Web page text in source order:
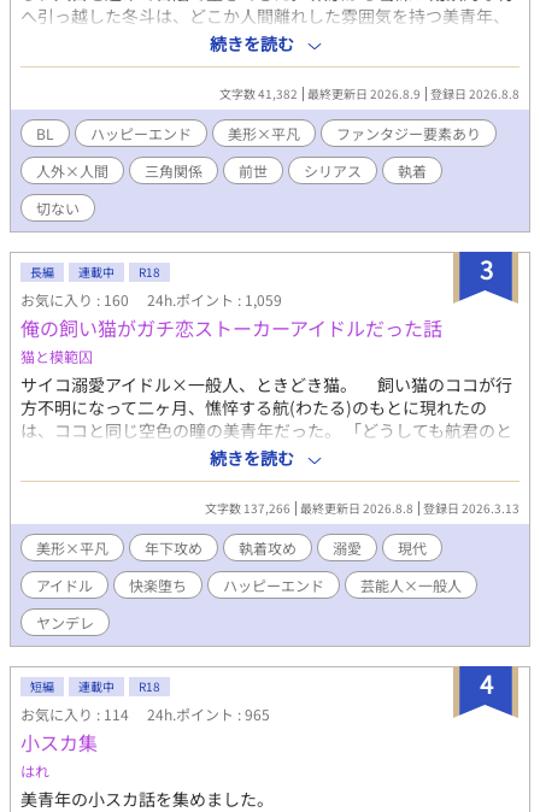
へ引っ越した冬斗は、どこか人間離れした雰囲気を持つ美青年、
椿 一葉（つばき かずは）と出会う。 一葉は誰にでも優しく穏やか
だが、誰とも深いつながりを持たない。そんな彼は、村で老若男
女問わず特別視されている。 そして、一葉はなぜか冬斗にだけ異
様なほど優しく接する。 一葉と出会ってから、冬斗が繰り返し見
ていた奇妙な夢が徐々に変化していく。 夢で冬斗は別人になって
おり、紫の目を持つ、人とは思えない銀髪の男に執拗に迫られて
いる。そして、その男は一葉にそっくりだった。 そして、夢は回
数を追うごとに密度を増し、やがて現実をも侵食していく……。
――引き裂かれた恋人たち。 ――抗えない神婚。 ――そして“大
「綺麗だね」 「……食べたら、美味しそう」 白泰村に伝わる“蛇
神”の伝承。 雪深い閉鎖村で始まる、千年越しの執着と運命の物
語。 輪廻転生/神婚/土着信仰/閉鎖村/和風幻想ファンタジー ※ち
ょくちょく推敲しては更新し直したりします ※題名の後に「※」
がついている話はR18です 全16万字ほど 60話ほどで完結になりま
す fujossy小説大賞にエントリー中です。 少しでも面白いと思っ
ていただけたら、投票で応援してくださると嬉しいです。
続きを読む
文字数 41,382 最終更新日 2026.8.9 登録日 2026.8.8
BL ハッピーエンド 美形×平凡
ファンタジー要素あり
人外×人間
三角関係 前世 シリアス
執着
切ない
3
長編 連載中 R18
お気に入り : 160 24h.ポイント : 1,059
俺の飼い猫がガチ恋ストーカーアイドルだった話
猫と模範囚
サイコ溺愛アイドル×一般人、ときどき猫。 飼い猫のココが行
方不明になって二ヶ月、憔悴する航(わたる)のもとに現れたの
は、ココと同じ空色の瞳の美青年だった。 「どうしても航君のと
ころに帰りたくて神様にお願いしたの。どんな姿になってもいい
から、航君に会わせてくださいって」 車に轢かれてしまったコ
コは奇跡を起こし、人間の姿になって戻ってきた。……と、彼は
言う。 なぜ信じてしまったのかわからない。仔猫気分の溺愛仕
様で甘えてくる“ココ”にいつのまにか航は身も心も絆されてい
く。 あるとき真実を知ってしまった航は、彼の常軌を逸した執
着から逃れようとするが…… 勝手に芸能界のスターダムを駆け
上がっていく天才アイドルの腕の中で足掻く平凡な男の話。 【完
結保証】毎週土曜日更新に変更しました(5/5) ガチ恋ストーカーア
続きを読む
文字数 137,266 最終更新日 2026.8.8 登録日 2026.3.13
美形×平凡 年下攻め 執着攻め 溺愛
現代
アイドル
快楽堕ち ハッピーエンド
芸能人×一般人
ヤンデレ
4
短編 連載中 R18
お気に入り : 114 24h.ポイント : 965
小スカ集
はれ
美青年の小スカ話を集めました。